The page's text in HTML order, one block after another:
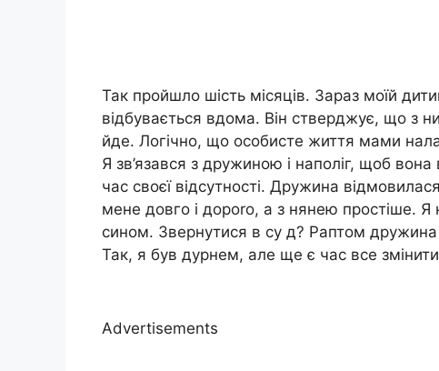
Так пройшло шість місяців. Зараз моїй
відбувається вдома. Він стверджує, що з
йде. Логічно, що особисте життя мами
Я зв’язався з дружиною і наполіг, щоб
час своєї відсутності. Дружина
мене довго і дороrо, а з нянею простіше.
сином. Звернутися в су д? Раптом
Так, я був дурнем, але ще є час все
Advertisements